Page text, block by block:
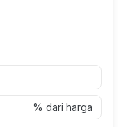
% dari harga